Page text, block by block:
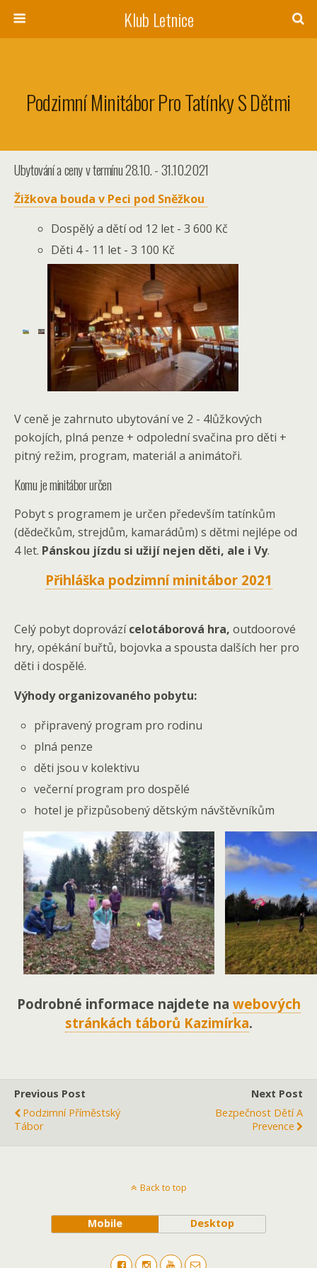
Klub Letnice
Podzimní Minitábor Pro Tatínky S Dětmi
Ubytování a ceny v termínu 28.10. - 31.10.2021
Žižkova bouda v Peci pod Sněžkou
Dospělý a dětí od 12 let - 3 600 Kč
Děti 4 - 11 let - 3 100 Kč
V ceně je zahrnuto ubytování ve 2 - 4lůžkových
pokojích, plná penze + odpolední svačina pro děti +
pitný režim, program, materiál a animátoři.
Komu je minitábor určen
Pobyt s programem je určen především tatínkům
(dědečkům, strejdům, kamarádům) s dětmi nejlépe od
4 let. Pánskou jízdu si užijí nejen děti, ale i Vy.
Přihláška podzimní minitábor 2021
Celý pobyt doprovázícelotáborová hra, outdoorové
hry, opékání buřtů, bojovka a spousta dalších her pro
děti i dospělé.
Výhody organizovaného pobytu:
připravený program pro rodinu
plná penze
děti jsou v kolektivu
večerní program pro dospělé
hotel je přizpůsobený dětským návštěvníkům
Podrobné informace najdete na webových
stránkách táborů Kazimírka.
Previous Post
Podzimní Příměstský
Tábor
Next Post
Bezpečnost Dětí A
Prevence
Back to top
Mobile Desktop